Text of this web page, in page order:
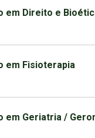
em Direito e
em Fisioterapia
em Geriatria /